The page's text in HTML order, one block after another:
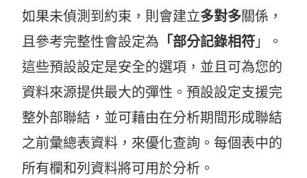
如果未偵測到約束，則會建立多對多關係，
且參考完整性會設定為 「部分記錄相符 」。
這些預設設定是安全的選項，並且可為您的
資料來源提供最大的彈性。預設設定支援完
整外部聯結，並可藉由在分析期間形成聯結
之前彙總表資料，來優化查詢。每個表中的
所有欄和列資料將可用於分析。